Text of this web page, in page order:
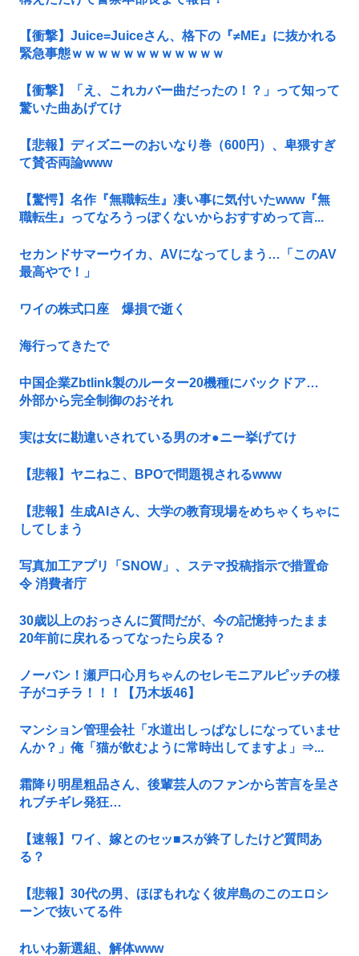
【衝撃】Juice=Juiceさん、格下の『≠ME』に抜かれる
緊急事態ｗｗｗｗｗｗｗｗｗｗｗｗ
【衝撃】「え、これカバー曲だったの！？」って知って
驚いた曲あげてけ
【悲報】ディズニーのおいなり巻（600円）、卑猥すぎ
て賛否両論www
【驚愕】名作『無職転生』凄い事に気付いたwww『無
職転生』ってなろうっぽくないからおすすめって言...
セカンドサマーウイカ、AVになってしまう…「このAV
最高やで！」
ワイの株式口座 爆損で逝く
海行ってきたで
中国企業Zbtlink製のルーター20機種にバックドア…
外部から完全制御のおそれ
実は女に勘違いされている男のオ●ニー挙げてけ
【悲報】ヤニねこ、BPOで問題視されるwww
【悲報】生成AIさん、大学の教育現場をめちゃくちゃに
してしまう
写真加工アプリ「SNOW」、ステマ投稿指示で措置命
令 消費者庁
30歳以上のおっさんに質問だが、今の記憶持ったまま
20年前に戻れるってなったら戻る？
ノーバン！瀬戸口心月ちゃんのセレモニアルピッチの様
子がコチラ！！！【乃木坂46】
マンション管理会社「水道出しっぱなしになっていませ
んか？」俺「猫が飲むように常時出してますよ」⇒...
霜降り明星粗品さん、後輩芸人のファンから苦言を呈さ
れブチギレ発狂…
【速報】ワイ、嫁とのセッ■スが終了したけど質問あ
る？
【悲報】30代の男、ほぼもれなく彼岸島のこのエロシ
ーンで抜いてる件
れいわ新選組、解体www